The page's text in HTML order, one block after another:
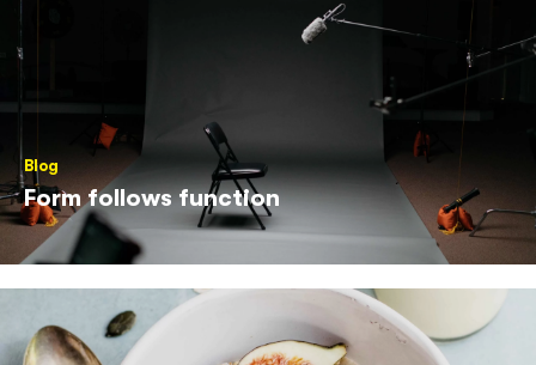
Blog
Form follows function